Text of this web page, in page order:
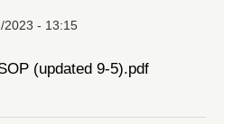
2023 - 13:15
SOP (updated 9-5).pdf